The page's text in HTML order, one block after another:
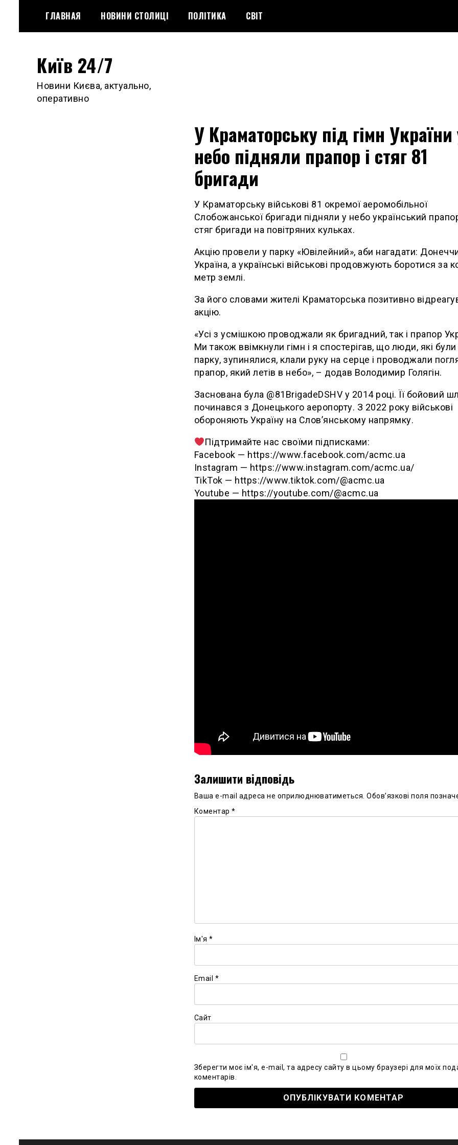
content
ГЛАВНАЯ НОВИНИ СТОЛИЦІ ПОЛІТИКА СВІТ
Київ 24/7
Новини Києва, актуально,
оперативно
У Краматорську під гімн України
небо підняли прапор і стяг 81
бригади
У Краматорську військові 81 окремої аеромобільної
Слобожанської бригади підняли у небо український
стяг бригади на повітряних кульках.
Акцію провели у парку «Ювілейний», аби нагадати:
Україна, а українські військові продовжують боротися за
метр землі.
За його словами жителі Краматорська позитивно
акцію.
«Усі з усмішкою проводжали як бригадний, так і прапор
Ми також ввімкнули гімн і я спостерігав, що люди, які були
парку, зупинялися, клали руку на серце і проводжали
прапор, який летів в небо», – додав Володимир Голягін.
Заснована була @81BrigadeDSHV у 2014 році. Її бойовий
починався з Донецького аеропорту. З 2022 року військові
обороняють Україну на Слов’янському напрямку.
Підтримaйте нас своїми підписками:
Facebook — https://www.facebook.com/acmc.ua
Instagram — https://www.instagram.com/acmc.ua/
TikTok — https://www.tiktok.com/@acmc.ua
Youtube — https://youtube.com/@acmc.ua
Залишити відповідь
Ваша e-mail адреса не оприлюднюватиметься. Обов’язкові поля
Коментар *
Ім'я *
Email *
Сайт
Зберегти моє ім'я, e-mail, та адресу сайту в цьому браузері для моїх
коментарів.